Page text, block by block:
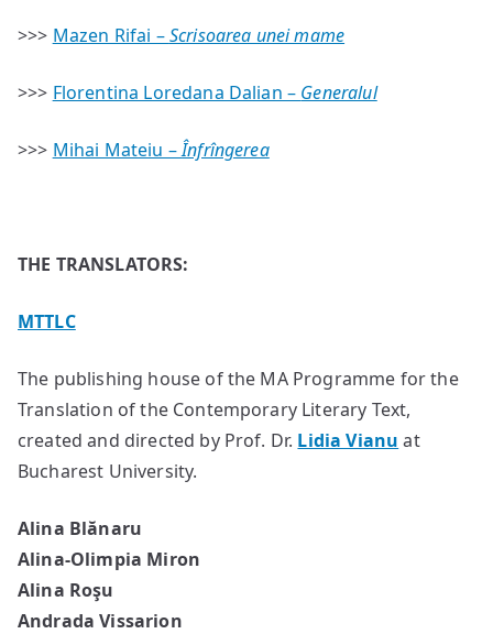
>>> Mazen Rifai –Scrisoarea unei mame
>>> Florentina Loredana Dalian – Generalul
>>> Mihai Mateiu –Înfrîngerea
THE TRANSLATORS:
MTTLC
The publishing house of the MA Programme for the
Translation of the Contemporary Literary Text,
created and directed by Prof. Dr. Lidia Vianu at
Bucharest University.
Alina Blănaru
Alina-Olimpia Miron
Alina Roşu
Andrada Vissarion